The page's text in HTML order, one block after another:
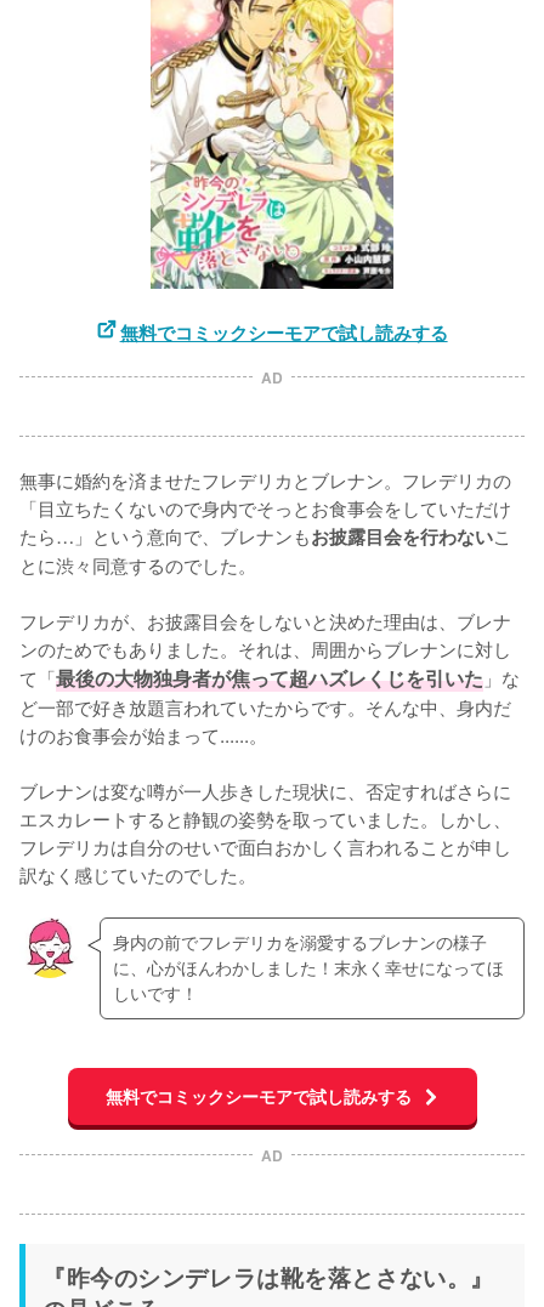
無料でコミックシーモアで試し読みする
AD
無事に婚約を済ませたフレデリカとブレナン。フレデリカの
「目立ちたくないので身内でそっとお食事会をしていただけ
たら…」という意向で、ブレナンもお披露目会を行わないこ
とに渋々同意するのでした。
フレデリカが、お披露目会をしないと決めた理由は、ブレナ
ンのためでもありました。それは、周囲からブレナンに対し
て「最後の大物独身者が焦って超ハズレくじを引いた 」な
ど一部で好き放題言われていたからです。そんな中、身内だ
けのお食事会が始まって......。
ブレナンは変な噂が一人歩きした現状に、否定すればさらに
エスカレートすると静観の姿勢を取っていました。しかし、
フレデリカは自分のせいで面白おかしく言われることが申し
訳なく感じていたのでした。
身内の前でフレデリカを溺愛するブレナンの様子
に、心がほんわかしました！末永く幸せになってほ
しいです！
無料でコミックシーモアで試し読みする
AD
『昨今のシンデレラは靴を落とさない。』